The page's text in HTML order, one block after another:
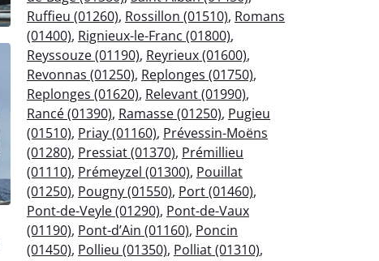
Ruffieu (01260), Rossillon (01510), Romans
(01400), Rignieux-le-Franc (01800),
Reyssouze (01190), Reyrieux (01600),
Revonnas (01250), Replonges (01750),
Replonges (01620), Relevant (01990),
Rancé (01390), Ramasse (01250), Pugieu
(01510), Priay (01160), Prévessin-Moëns
(01280), Pressiat (01370), Prémillieu
(01110), Prémeyzel (01300), Pouillat
(01250), Pougny (01550), Port (01460),
Pont-de-Veyle (01290), Pont-de-Vaux
(01190), Pont-d’Ain (01160), Poncin
(01450), Pollieu (01350), Polliat (01310),